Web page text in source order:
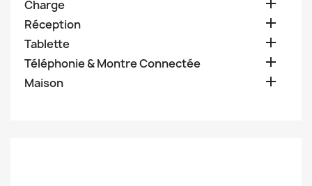
Charge 
Réception 
Tablette 
Téléphonie & Montre Connectée 
Maison 